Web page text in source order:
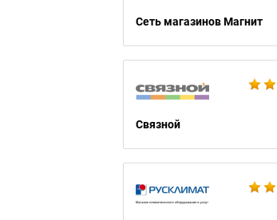
Сеть магазинов Магнит
Связной